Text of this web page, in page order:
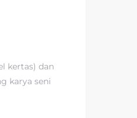
kertas) dan
karya seni